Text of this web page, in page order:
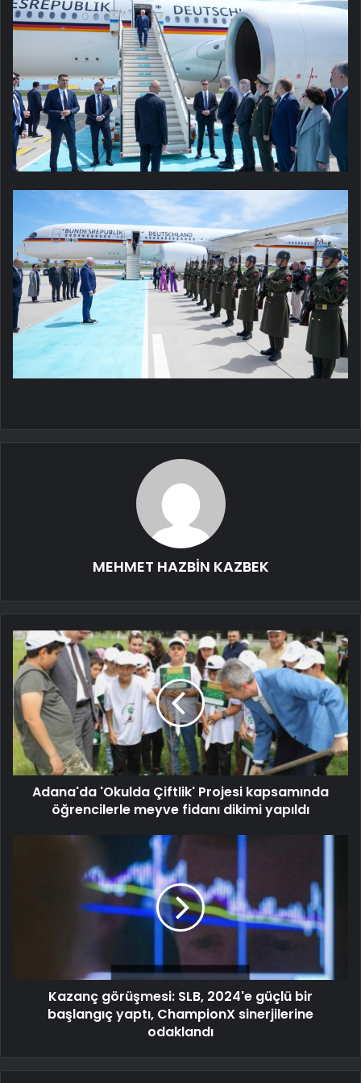
MEHMET HAZBİN KAZBEK
Adana'da 'Okulda Çiftlik' Projesi kapsamında
öğrencilerle meyve fidanı dikimi yapıldı
Kazanç görüşmesi: SLB, 2024'e güçlü bir
başlangıç yaptı, ChampionX sinerjilerine
odaklandı